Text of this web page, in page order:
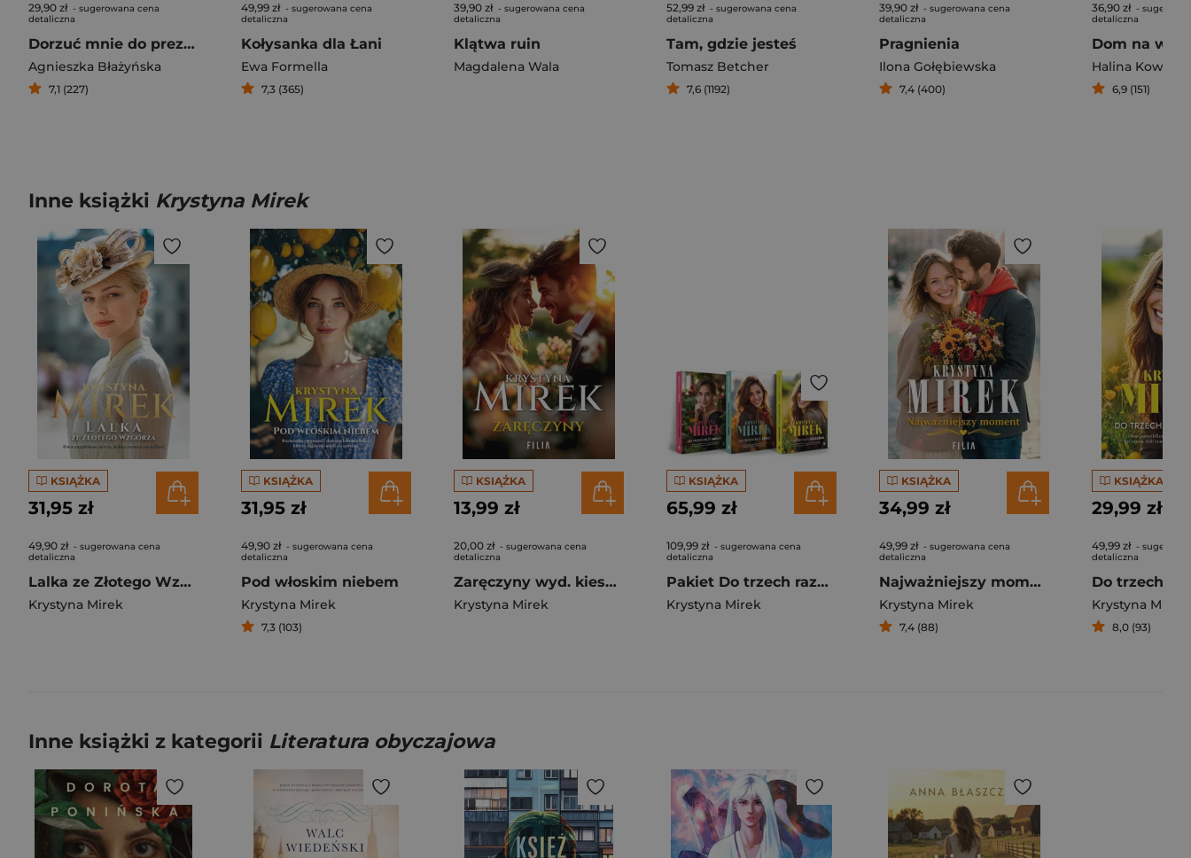
29,90 zł - sugerowana cena
detaliczna
Dorzuć mnie do prezentu
Agnieszka Błażyńska
7,1 (227)
49,99 zł - sugerowana cena
detaliczna
Kołysanka dla Łani
Ewa Formella
7,3 (365)
39,90 zł - sugerowana cena
detaliczna
Klątwa ruin
Magdalena Wala
52,99 zł - sugerowana cena
detaliczna
Tam, gdzie jesteś
Tomasz Betcher
7,6 (1192)
39,90 zł - sugerowana cena
detaliczna
Pragnienia
Ilona Gołębiewska
7,4 (400)
36,90 zł -
detaliczna
Halina
6,9 (151)
Inne książki Krystyna Mirek
KSIĄŻKA
31,95 zł
49,90 zł - sugerowana cena
detaliczna
Lalka ze Złotego Wzgórza
Krystyna Mirek
KSIĄŻKA
31,95 zł
49,90 zł - sugerowana cena
detaliczna
Pod włoskim niebem
Krystyna Mirek
7,3 (103)
KSIĄŻKA
13,99 zł
20,00 zł - sugerowana cena
detaliczna
Zaręczyny wyd. kieszonkowe
Krystyna Mirek
KSIĄŻKA
65,99 zł
109,99 zł - sugerowana cena
detaliczna
Pakiet Do trzech razy: miłość, serce i szczęście
Krystyna Mirek
KSIĄŻKA
34,99 zł
49,99 zł - sugerowana cena
detaliczna
Najważniejszy moment
Krystyna Mirek
7,4 (88)
KSIĄŻKA
29,99 zł
49,99 zł -
detaliczna
Krystyna Mirek
8,0 (93)
Inne książki z kategorii Literatura obyczajowa